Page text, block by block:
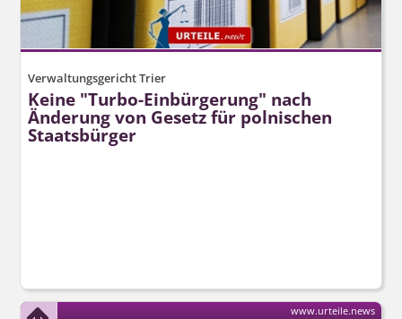
Verwaltungsgericht Trier
Keine "Turbo-Einbürgerung" nach
Änderung von Gesetz für polnischen
Staatsbürger
www.urteile.news